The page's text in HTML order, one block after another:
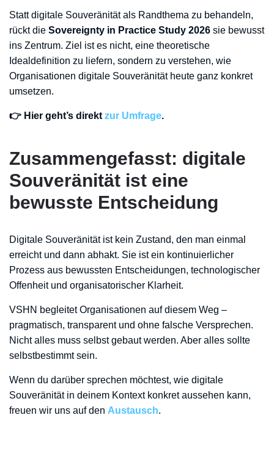
Statt digitale Souveränität als Randthema zu behandeln,
rückt die Sovereignty in Practice Study 2026 sie bewusst
ins Zentrum. Ziel ist es nicht, eine theoretische
Idealdefinition zu liefern, sondern zu verstehen, wie
Organisationen digitale Souveränität heute ganz konkret
umsetzen.
👉 Hier geht’s direkt zur Umfrage.
Zusammengefasst: digitale
Souveränität ist eine
bewusste Entscheidung
Digitale Souveränität ist kein Zustand, den man einmal
erreicht und dann abhakt. Sie ist ein kontinuierlicher
Prozess aus bewussten Entscheidungen, technologischer
Offenheit und organisatorischer Klarheit.
VSHN begleitet Organisationen auf diesem Weg –
pragmatisch, transparent und ohne falsche Versprechen.
Nicht alles muss selbst gebaut werden. Aber alles sollte
selbstbestimmt sein.
Wenn du darüber sprechen möchtest, wie digitale
Souveränität in deinem Kontext konkret aussehen kann,
freuen wir uns auf den Austausch.